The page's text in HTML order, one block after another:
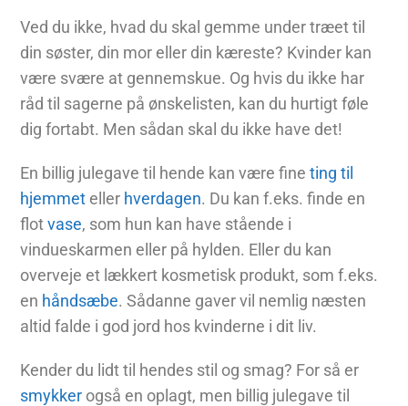
Ved du ikke, hvad du skal gemme under træet til
din søster, din mor eller din kæreste? Kvinder kan
være svære at gennemskue. Og hvis du ikke har
råd til sagerne på ønskelisten, kan du hurtigt føle
dig fortabt. Men sådan skal du ikke have det!
En billig julegave til hende kan være fineting til
hjemmet eller hverdagen. Du kan f.eks. finde en
flotvase, som hun kan have stående i
vindueskarmen eller på hylden. Eller du kan
overveje et lækkert kosmetisk produkt, som f.eks.
en håndsæbe. Sådanne gaver vil nemlig næsten
altid falde i god jord hos kvinderne i dit liv.
Kender du lidt til hendes stil og smag? For så er
smykker også en oplagt, men billig julegave til